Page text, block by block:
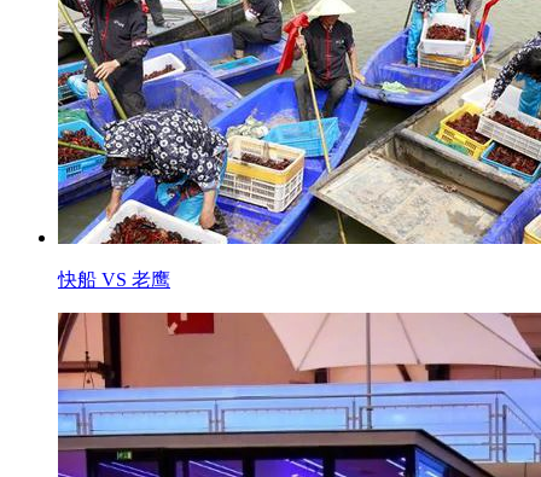
快船 VS 老鹰